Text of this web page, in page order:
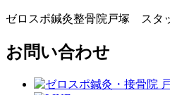
ゼロスポ鍼灸整骨院戸塚 スタ
お問い合わせ